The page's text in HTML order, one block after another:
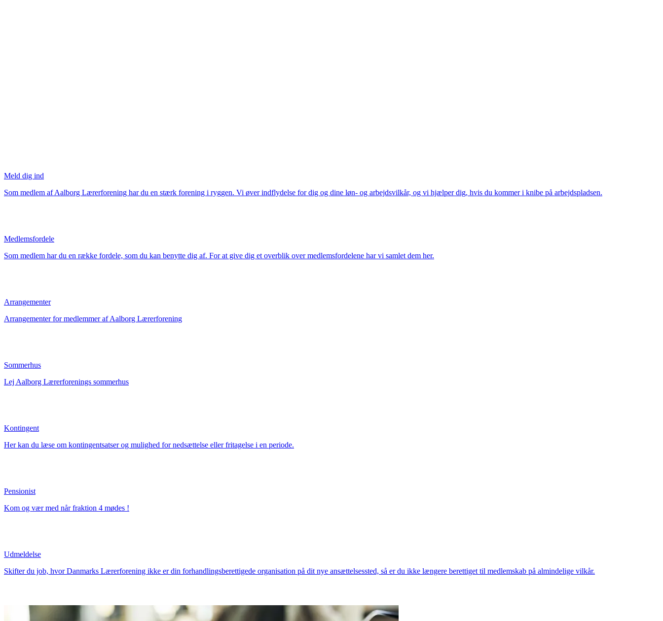
Meld dig ind
Som medlem af Aalborg Lærerforening har du en stærk forening i ryggen. Vi øver indflydelse for dig og dine løn- og arbejdsvilkår, og vi hjælper dig, hvis du kommer i knibe på arbejdspladsen.
Medlemsfordele
Som medlem har du en række fordele, som du kan benytte dig af. For at give dig et overblik over medlemsfordelene har vi samlet dem her.
Arrangementer
Arrangementer for medlemmer af Aalborg Lærerforening
Sommerhus
Lej Aalborg Lærerforenings sommerhus
Kontingent
Her kan du læse om kontingentsatser og mulighed for nedsættelse eller fritagelse i en periode.
Pensionist
Kom og vær med når fraktion 4 mødes !
Udmeldelse
Skifter du job, hvor Danmarks Lærerforening ikke er din forhandlingsberettigede organisation på dit nye ansættelsessted, så er du ikke længere berettiget til medlemskab på almindelige vilkår.